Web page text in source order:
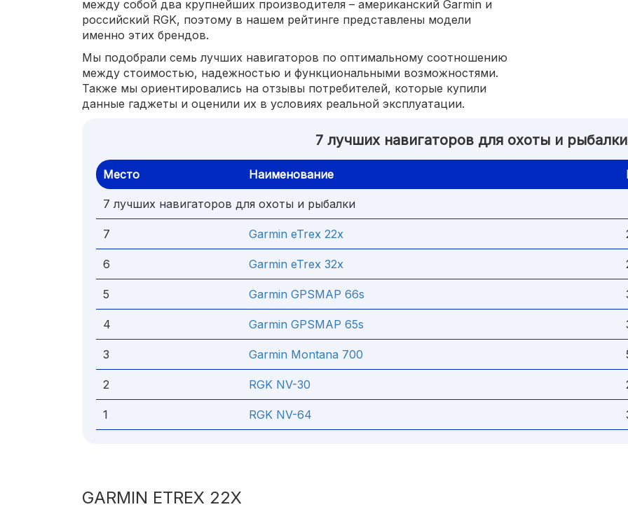
между собой два крупнейших производителя – американский Garmin и
российский RGK, поэтому в нашем рейтинге представлены модели
именно этих брендов.
Мы подобрали семь лучших навигаторов по оптимальному соотношению
между стоимостью, надежностью и функциональными возможностями.
Также мы ориентировались на отзывы потребителей, которые купили
данные гаджеты и оценили их в условиях реальной эксплуатации.
7 лучших навигаторов для охоты и рыбалки
Место Наименование
7 лучших навигаторов для охоты и рыбалки
7 Garmin eTrex 22x
6 Garmin eTrex 32x
5 Garmin GPSMAP 66s
4 Garmin GPSMAP 65s
3 Garmin Montana 700
2 RGK NV-30
1 RGK NV-64
GARMIN ETREX 22X